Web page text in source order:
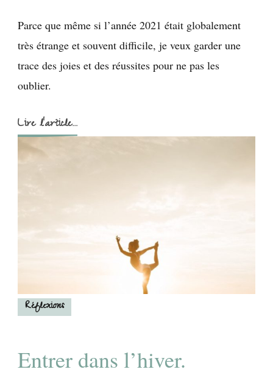
Parce que même si l’année 2021 était globalement
très étrange et souvent difficile, je veux garder une
trace des joies et des réussites pour ne pas les
oublier.
Lire l'article...
Réflexions
Entrer dans l’hiver.